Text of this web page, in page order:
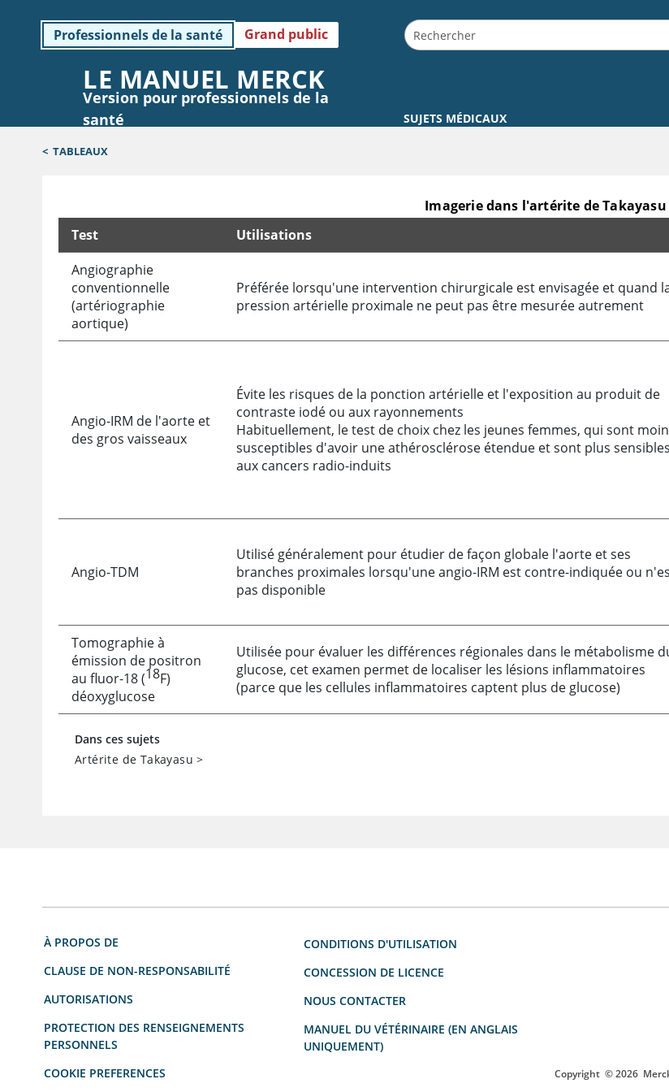
Professionnels de la santé Grand public
LE MANUEL MERCK
Version pour professionnels de la
santé
SUJETS MÉDICAUX
< TABLEAUX
Imagerie dans l'artérite de Takayasu
Imagerie dans l'artérite de Takayasu
Test Utilisations
Angiographie
conventionnelle
(artériographie
aortique)
Préférée lorsqu'une intervention chirurgicale est envisagée et quand
pression artérielle proximale ne peut pas être mesurée autrement
Angio-IRM de l'aorte et
des gros vaisseaux
Évite les risques de la ponction artérielle et l'exposition au produit de
contraste iodé ou aux rayonnements
Habituellement, le test de choix chez les jeunes femmes, qui sont
susceptibles d'avoir une athérosclérose étendue et sont plus sensibles
aux cancers radio-induits
Angio-TDM
Utilisé généralement pour étudier de façon globale l'aorte et ses
branches proximales lorsqu'une angio-IRM est contre-indiquée ou
pas disponible
Tomographie à
émission de positron
au fluor-18 (18F)
déoxyglucose
Utilisée pour évaluer les différences régionales dans le métabolisme
glucose, cet examen permet de localiser les lésions inflammatoires
(parce que les cellules inflammatoires captent plus de glucose)
Dans ces sujets
Artérite de Takayasu >
À PROPOS DE
CLAUSE DE NON-RESPONSABILITÉ
AUTORISATIONS
PROTECTION DES RENSEIGNEMENTS
PERSONNELS
COOKIE PREFERENCES
CONDITIONS D'UTILISATION
CONCESSION DE LICENCE
NOUS CONTACTER
MANUEL DU VÉTÉRINAIRE (EN ANGLAIS
UNIQUEMENT)
Copyright © 2026